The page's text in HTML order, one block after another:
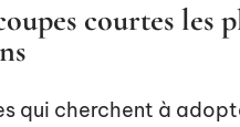
courtes les
qui cherchent à